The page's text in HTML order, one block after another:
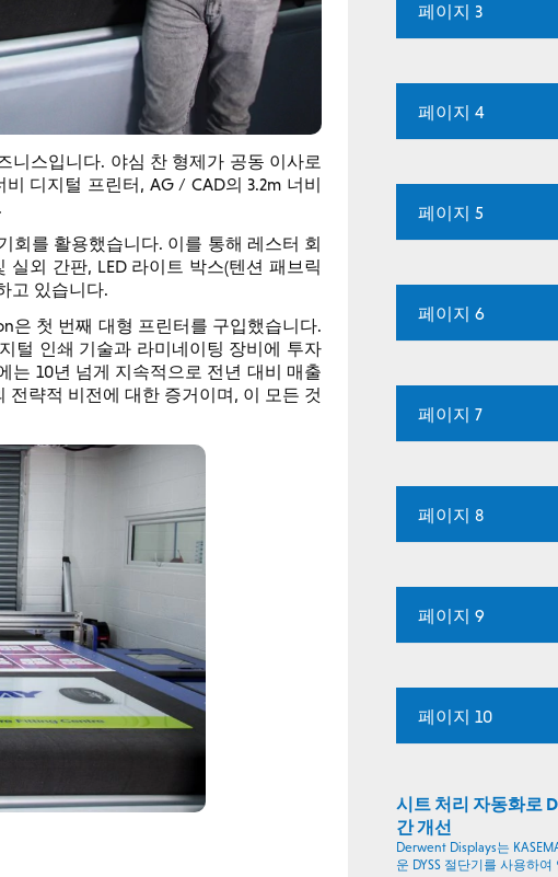
니스입니다. 야심 찬 형제가 공동 이사로
디지털 프린터, AG / CAD의 3.2m 너비
회를 활용했습니다. 이를 통해 레스터 회
외 간판, LED 라이트 박스(텐션 패브릭
고 있습니다.
은 첫 번째 대형 프린터를 구입했습니다.
털 인쇄 기술과 라미네이팅 장비에 투자
는 10년 넘게 지속적으로 전년 대비 매출
략적 비전에 대한 증거이며, 이 모든 것
페이지 3
페이지 4
페이지 5
페이지 6
페이지 7
페이지 8
페이지 9
페이지 10
시트 처리 자동화로
간 개선
Derwent Displays는
운 DYSS 절단기를 사용하